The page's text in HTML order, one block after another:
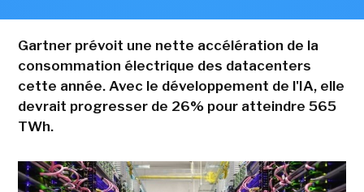
Gartner prévoit une nette accélération de la
consommation électrique des datacenters
cette année. Avec le développement de l'IA, elle
devrait progresser de 26% pour atteindre 565
TWh.